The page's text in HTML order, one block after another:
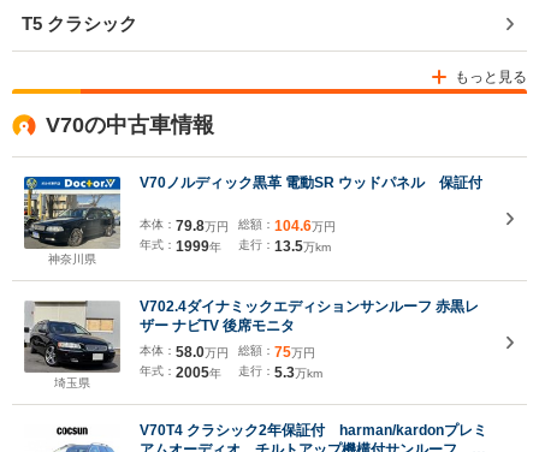
T5 クラシック
もっと見る
V70の中古車情報
神奈川県
V70ノルディック黒革 電動SR ウッドパネル 保証付
本体： 79.8万円
年式： 1999年
総額： 104.6万円
走行： 13.5万km
埼玉県
V702.4ダイナミックエディションサンルーフ 赤黒レ
ザー ナビTV 後席モニタ
本体： 58.0万円
年式： 2005年
総額： 75万円
走行： 5.3万km
V70T4 クラシック2年保証付 harman/kardonプレミ